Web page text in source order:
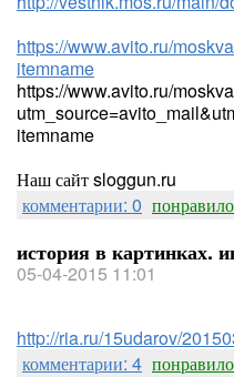
https://www.avito.ru/
itemname
https://www.avito.ru/
itemname
Наш сайт sloggun.ru
комментарии: 0
история в картинках.
05-04-2015 11:01
http://ria.ru/15udarov/
комментарии: 4